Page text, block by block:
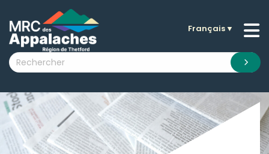
submenu (La MRC )
submenu (Citoyens )
submenu (Visiteurs )
submenu (Nouvelles )
submenu (Documentation )
Français▼